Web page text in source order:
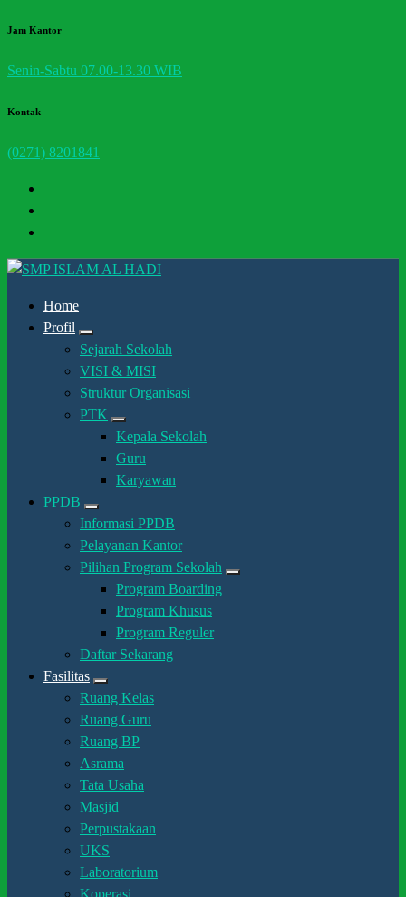
Skip
content
Jam Kantor
Senin-Sabtu 07.00-13.30 WIB
Kontak
(0271) 8201841
Halaman Resmi SMP Islam Al Hadi Mojolaban
Home
Profil
Sejarah Sekolah
VISI & MISI
Struktur Organisasi
PTK
Kepala Sekolah
Guru
Karyawan
PPDB
Informasi PPDB
Pelayanan Kantor
Pilihan Program Sekolah
Program Boarding
Program Khusus
Program Reguler
Daftar Sekarang
Fasilitas
Ruang Kelas
Ruang Guru
Ruang BP
Asrama
Tata Usaha
Masjid
Perpustakaan
UKS
Laboratorium
Koperasi